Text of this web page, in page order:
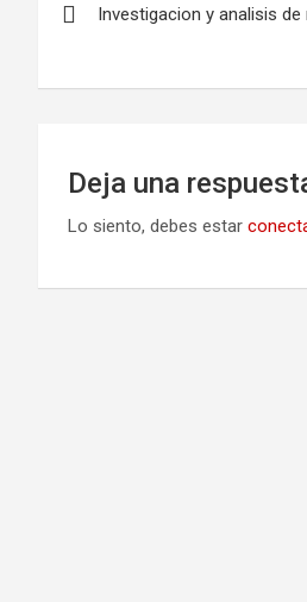
de
entradas
Investigacion y analisis
Deja una
Lo siento, debes estar